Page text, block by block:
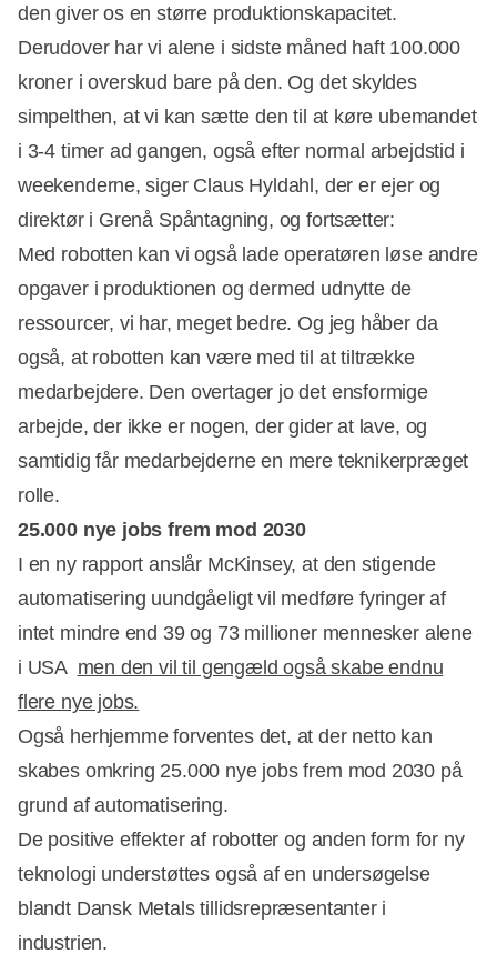
den giver os en større produktionskapacitet.
Derudover har vi alene i sidste måned haft 100.000
kroner i overskud bare på den. Og det skyldes
simpelthen, at vi kan sætte den til at køre ubemandet
i 3-4 timer ad gangen, også efter normal arbejdstid i
weekenderne, siger Claus Hyldahl, der er ejer og
direktør i Grenå Spåntagning, og fortsætter:
Med robotten kan vi også lade operatøren løse andre
opgaver i produktionen og dermed udnytte de
ressourcer, vi har, meget bedre. Og jeg håber da
også, at robotten kan være med til at tiltrække
medarbejdere. Den overtager jo det ensformige
arbejde, der ikke er nogen, der gider at lave, og
samtidig får medarbejderne en mere teknikerpræget
rolle.
25.000 nye jobs frem mod 2030
I en ny rapport anslår McKinsey, at den stigende
automatisering uundgåeligt vil medføre fyringer af
intet mindre end 39 og 73 millioner mennesker alene
i USA  men den vil til gengæld også skabe endnu
flere nye jobs.
Også herhjemme forventes det, at der netto kan
skabes omkring 25.000 nye jobs frem mod 2030 på
grund af automatisering.
De positive effekter af robotter og anden form for ny
teknologi understøttes også af en undersøgelse
blandt Dansk Metals tillidsrepræsentanter i
industrien.